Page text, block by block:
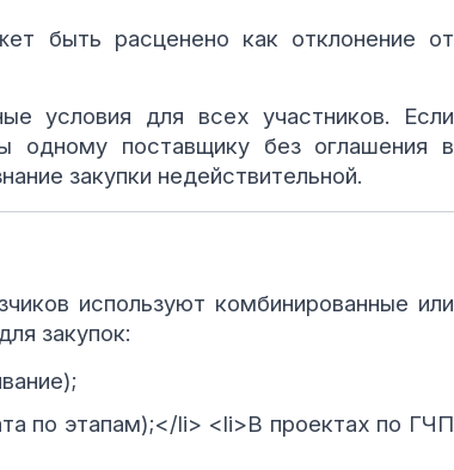
быть расценено как отклонение от
условия для всех участников. Если
одному поставщику без оглашения в
закупки недействительной.
используют комбинированные или
закупок:
по этапам);</li> <li>В проектах по ГЧП